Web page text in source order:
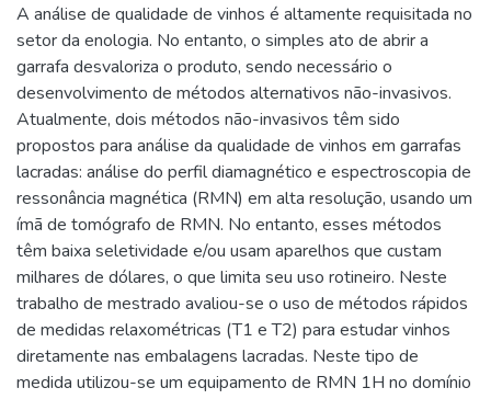
A análise de qualidade de vinhos é altamente requisitada no
setor da enologia. No entanto, o simples ato de abrir a
garrafa desvaloriza o produto, sendo necessário o
desenvolvimento de métodos alternativos não-invasivos.
Atualmente, dois métodos não-invasivos têm sido
propostos para análise da qualidade de vinhos em garrafas
lacradas: análise do perfil diamagnético e espectroscopia de
ressonância magnética (RMN) em alta resolução, usando um
ímã de tomógrafo de RMN. No entanto, esses métodos
têm baixa seletividade e/ou usam aparelhos que custam
milhares de dólares, o que limita seu uso rotineiro. Neste
trabalho de mestrado avaliou-se o uso de métodos rápidos
de medidas relaxométricas (T1 e T2) para estudar vinhos
diretamente nas embalagens lacradas. Neste tipo de
medida utilizou-se um equipamento de RMN 1H no domínio